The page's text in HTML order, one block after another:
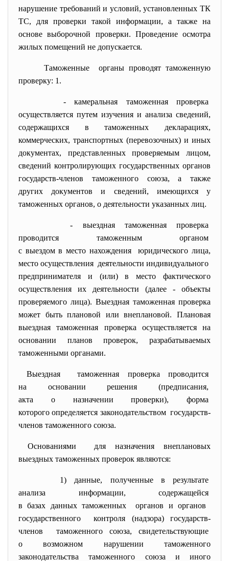
нарушение требований и условий, установленных ТК
ТС, для проверки такой информации, а также на
основе выборочной проверки. Проведение осмотра
жилых помещений не допускается.
Таможенные органы проводят таможенную
проверку: 1.
- камеральная таможенная проверка
осуществляется путем изучения и анализа сведений,
содержащихся в таможенных декларациях,
коммерческих, транспортных (перевозочных) и иных
документах, представленных проверяемым лицом,
сведений контролирующих государственных органов
государств-членов таможенного союза, а также
других документов и сведений, имеющихся у
таможенных органов, о деятельности указанных лиц.
- выездная таможенная проверка
проводится таможенным органом
с выездом в место нахождения юридического лица,
место осуществления деятельности индивидуального
предпринимателя и (или) в место фактического
осуществления их деятельности (далее - объекты
проверяемого лица). Выездная таможенная проверка
может быть плановой или внеплановой. Плановая
выездная таможенная проверка осуществляется на
основании планов проверок, разрабатываемых
таможенными органами.
Выездная таможенная проверка проводится
на основании решения (предписания,
акта о назначении проверки), форма
которого определяется законодательством государств-
членов таможенного союза.
Основаниями для назначения внеплановых
выездных таможенных проверок являются:
1) данные, полученные в результате
анализа информации, содержащейся
в базах данных таможенных органов и органов
государственного контроля (надзора) государств-
членов таможенного союза, свидетельствующие
о возможном нарушении таможенного
законодательства таможенного союза и иного